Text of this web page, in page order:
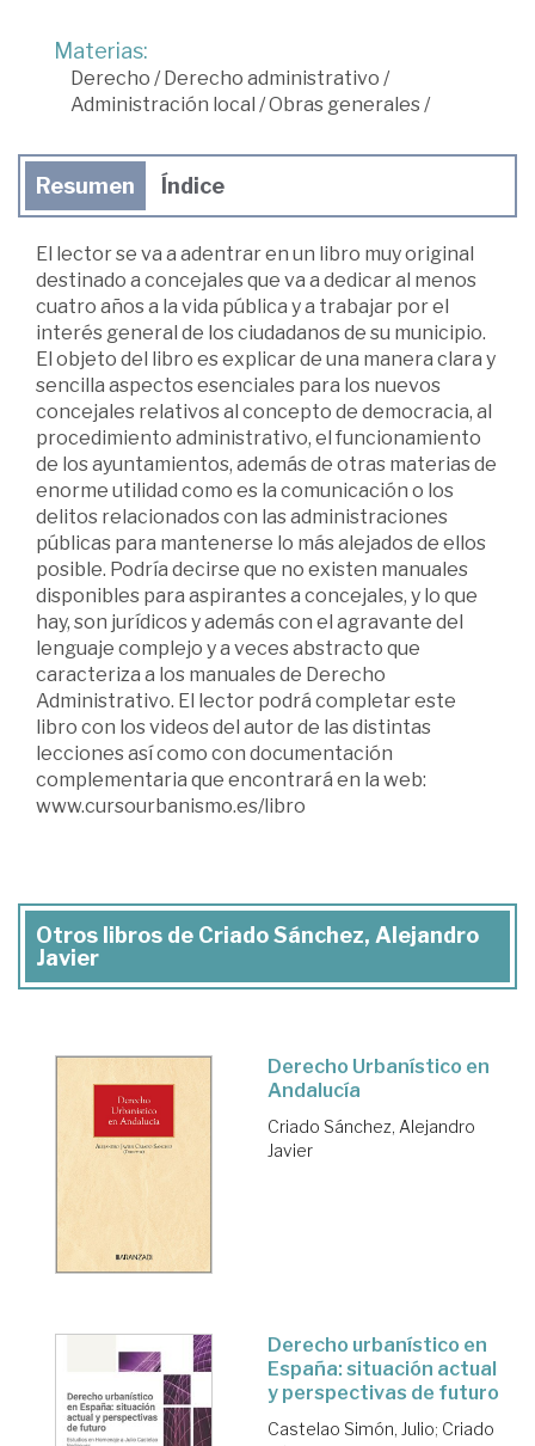
Materias:
Derecho /Derecho administrativo /
Administración local /Obras generales/
Resumen Índice
El lector se va a adentrar en un libro muy original
destinado a concejales que va a dedicar al menos
cuatro años a la vida pública y a trabajar por el
interés general de los ciudadanos de su municipio.
El objeto del libro es explicar de una manera clara y
sencilla aspectos esenciales para los nuevos
concejales relativos al concepto de democracia, al
procedimiento administrativo, el funcionamiento
de los ayuntamientos, además de otras materias de
enorme utilidad como es la comunicación o los
delitos relacionados con las administraciones
públicas para mantenerse lo más alejados de ellos
posible. Podría decirse que no existen manuales
disponibles para aspirantes a concejales, y lo que
hay, son jurídicos y además con el agravante del
lenguaje complejo y a veces abstracto que
caracteriza a los manuales de Derecho
Administrativo. El lector podrá completar este
libro con los videos del autor de las distintas
lecciones así como con documentación
complementaria que encontrará en la web:
www.cursourbanismo.es/libro
Otros libros de Criado Sánchez, Alejandro
Javier
Derecho Urbanístico en
Andalucía
Criado Sánchez, Alejandro
Javier
Derecho urbanístico en
España: situación actual
y perspectivas de futuro
Castelao Simón, Julio; Criado